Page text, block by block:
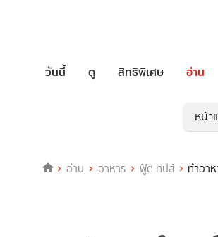
วันนี้ ดู สิทธิพิเศษ อ่าน
หน้า
อ่าน อาหาร ฟู้ด ทิปส์ ทำอา